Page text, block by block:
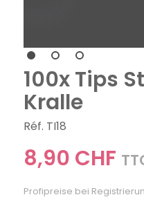
100x Tips
Kralle
Réf. TI18
8,90 CHF
Profipreise bei